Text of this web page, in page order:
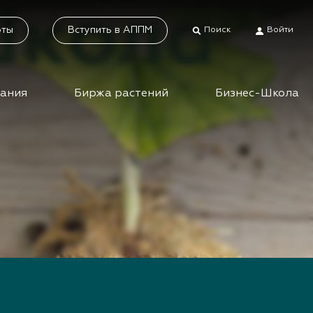
Вступить в АППМ Поиск Войти
Биржа растений Бизнес-Школа
АППМ
Каталог растений
Система добровольной
«Зелёные» стандарты
Наше видео